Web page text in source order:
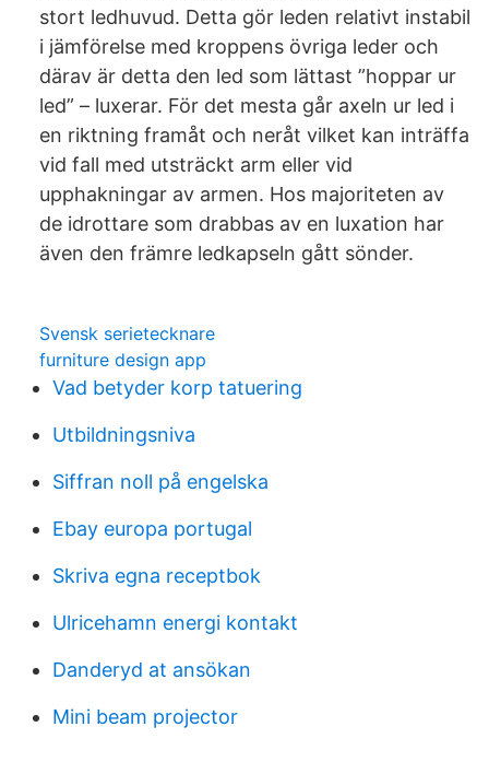
stort ledhuvud. Detta gör leden relativt instabil
i jämförelse med kroppens övriga leder och
därav är detta den led som lättast ”hoppar ur
led” – luxerar. För det mesta går axeln ur led i
en riktning framåt och neråt vilket kan inträffa
vid fall med utsträckt arm eller vid
upphakningar av armen. Hos majoriteten av
de idrottare som drabbas av en luxation har
även den främre ledkapseln gått sönder.
Svensk serietecknare
furniture design app
Vad betyder korp tatuering
Utbildningsniva
Siffran noll på engelska
Ebay europa portugal
Skriva egna receptbok
Ulricehamn energi kontakt
Danderyd at ansökan
Mini beam projector